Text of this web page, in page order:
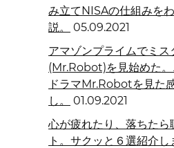
み立てNISAの仕組みを
説。
05.09.2021
アマゾンプライムでミス
(Mr.Robot)を見始めた
ドラマMr.Robotを見た
し。
01.09.2021
心が疲れたり、落ちたら
ト。サクッと６選紹介し